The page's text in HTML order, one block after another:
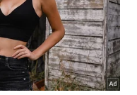
pode ser lido como
repetidas: